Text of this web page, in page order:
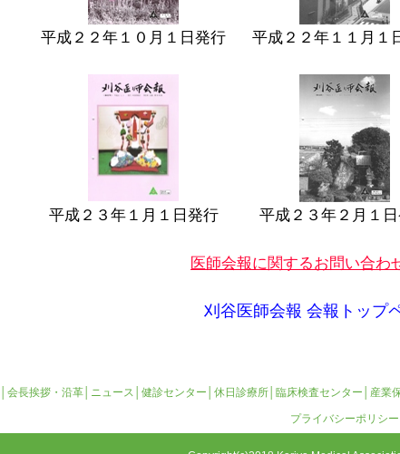
平成２２年１０月１日発行 平成２２年１１月１
平成２３年１月１日発行 平成２３年２月１
医師会報に関するお問い合わ
刈谷医師会報 会報トップ
会長挨拶・沿革 ニュース 健診センター 休日診療所 臨床検査センター 産業
プライバシーポリシー